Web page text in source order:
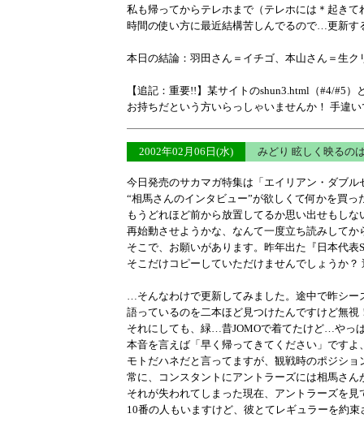
私も帰ってからテレホまで（テレホには＊起きて
時間の使い方に最近結構苦しんでるので…更新す
本日の結論：羽田さん＝イチゴ、本山さん＝生
【追記：重要!!】某サイトのshun3.html（#4/#5
お持ちだという方いらっしゃいませんか！ 手違
2002年02月06日(水) みどり 眩しく映るの
今日発売のサカマガ特集は「エイリアン・ダブ
“相馬さんのインタビュー”が欲しくて何かを買
もうどれほど前から放置してるか思い出せもしな
再始動させようかな、なんて一度立ち読みして
そこで、お願いがあります。昨年出た『日本代
そこだけコピーしていただけませんでしょうか
…そんなわけで更新してみました。途中で昨シー
語っているのを二本ほど見つけたんですけど無
それにしても、緑…昔JOMOで着てたけど…やっ
本音を言えば「早く帰ってきてください」ですよ
モトだハネだと言ってますが、観戦時のポジシ
常に、コンスタントにアントラーズには相馬さ
それが失われてしまった現在、アントラーズを
10番の人もいますけど、彼とてレギュラーを約